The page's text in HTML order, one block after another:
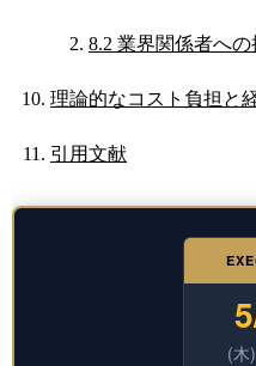
8.2 業界関係者への
理論的なコスト負担と
引用文献
(木